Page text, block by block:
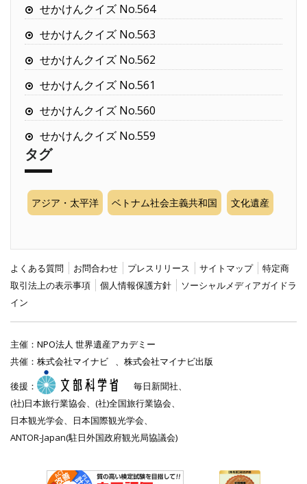
せかけんクイズ No.564
せかけんクイズ No.563
せかけんクイズ No.562
せかけんクイズ No.561
せかけんクイズ No.560
せかけんクイズ No.559
タグ
アジア・太平洋 ベトナム社会主義共和国 文化遺産
よくある質問 お問合わせ プレスリリース サイトマップ
特定商
取引法上の表示事項
個人情報保護方針
ソーシャルメディアガイドラ
イン
主催： NPO法人 世界遺産アカデミー
共催： 株式会社マイナビ 、 株式会社マイナビ出版
後援：
毎日新聞社、
(社)日本旅行業協会、(社)全国旅行業協会、
日本観光学会、日本国際観光学会、
ANTOR-Japan(駐日外国政府観光局協議会)